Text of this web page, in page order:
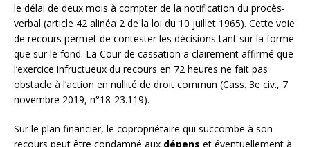
le délai de deux mois à compter de la notification du procès-
verbal (article 42 alinéa 2 de la loi du 10 juillet 1965). Cette voie
de recours permet de contester les décisions tant sur la forme
que sur le fond. La Cour de cassation a clairement affirmé que
l’exercice infructueux du recours en 72 heures ne fait pas
obstacle à l’action en nullité de droit commun (Cass. 3e civ., 7
novembre 2019, n°18-23.119).
Sur le plan financier, le copropriétaire qui succombe à son
recours peut être condamné aux dépens et éventuellement à